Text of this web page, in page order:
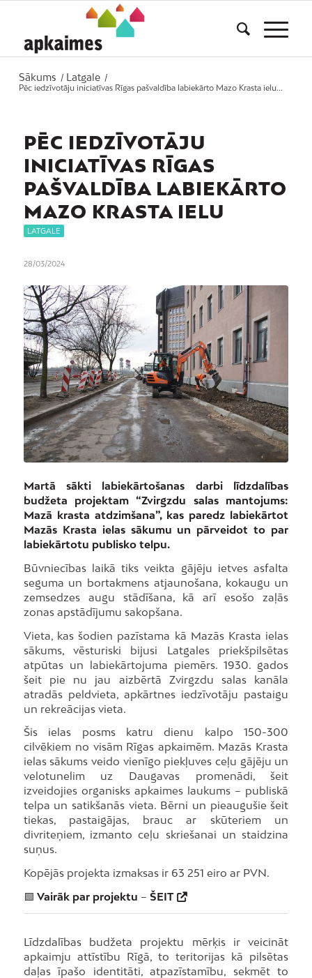
Sākums / Latgale /
Pēc iedzīvotāju iniciatīvas Rīgas pašvaldība labiekārto Mazo Krasta ielu...
PĒC IEDZĪVOTĀJU
INICIATĪVAS RĪGAS
PAŠVALDĪBA LABIEKĀRTO
MAZO KRASTA IELU
LATGALE
28/03/2024
Martā sākti labiekārtošanas darbi līdzdalības
budžeta projektam “Zvirgzdu salas mantojums:
Mazā krasta atdzimšana”, kas paredz labiekārtot
Mazās Krasta ielas sākumu un pārveidot to par
labiekārtotu publisko telpu.
Būvniecības laikā tiks veikta gājēju ietves asfalta
seguma un bortakmens atjaunošana, kokaugu un
zemsedzes augu stādīšana, kā arī esošo zaļās
zonas apstādījumu sakopšana.
Vieta, kas šodien pazīstama kā Mazās Krasta ielas
sākums, vēsturiski bijusi Latgales priekšpilsētas
atpūtas un labiekārtojuma piemērs. 1930. gados
šeit pie nu jau aizbērtā Zvirgzdu salas kanāla
atradās peldvieta, apkārtnes iedzīvotāju pastaigu
un rekreācijas vieta.
Šis ielas posms katru dienu kalpo 150-300
cilvēkiem no visām Rīgas apkaimēm. Mazās Krasta
ielas sākums veido vienīgo piekļuves ceļu gājēju un
velotunelim uz Daugavas promenādi, šeit
izveidojies organisks apkaimes laukums – publiskā
telpa un satikšanās vieta. Bērni un pieaugušie šeit
tiekas, pastaigājas, brauc ar skūteriem un
divriteņiem, izmanto ceļu skriešanai un staidzina
suņus.
Kopējās projekta izmaksas ir 63 251 eiro ar PVN.
🟩 Vairāk par projektu – ŠEIT
Līdzdalības budžeta projektu mērķis ir veicināt
apkaimju attīstību Rīgā, to teritorijas kā pilsētas
daļas īpašo identitāti, atpazīstamību, sekmēt to